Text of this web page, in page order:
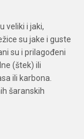
veliki i jaki,
su jake i guste
su i prilagođeni
(štek) ili
ili karbona.
šaranskih